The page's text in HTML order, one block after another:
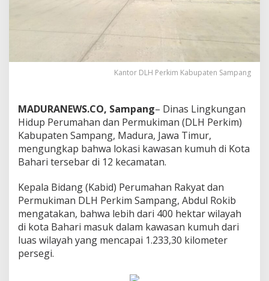
Kantor DLH Perkim Kabupaten Sampang
MADURANEWS.CO, Sampang– Dinas Lingkungan
Hidup Perumahan dan Permukiman (DLH Perkim)
Kabupaten Sampang, Madura, Jawa Timur,
mengungkap bahwa lokasi kawasan kumuh di Kota
Bahari tersebar di 12 kecamatan.
Kepala Bidang (Kabid) Perumahan Rakyat dan
Permukiman DLH Perkim Sampang, Abdul Rokib
mengatakan, bahwa lebih dari 400 hektar wilayah
di kota Bahari masuk dalam kawasan kumuh dari
luas wilayah yang mencapai 1.233,30 kilometer
persegi.